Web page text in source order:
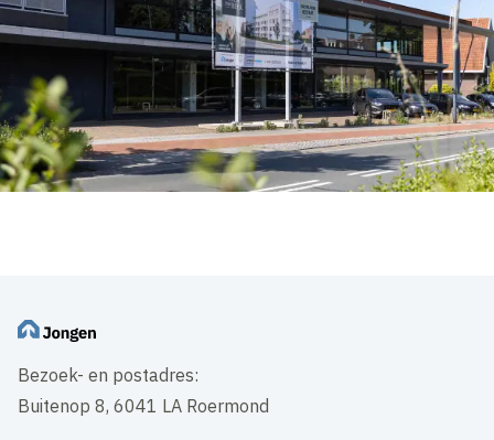
Bezoek- en postadres:
Buitenop 8, 6041 LA Roermond